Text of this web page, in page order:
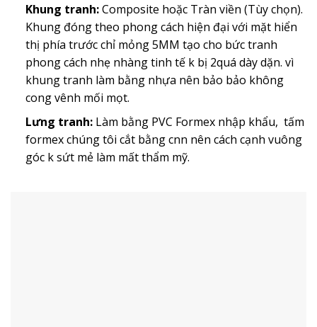
Khung tranh:Composite hoặc Tràn viền (Tùy chọn).
Khung đóng theo phong cách hiện đại với mặt hiển
thị phía trước chỉ mỏng 5MM tạo cho bức tranh
phong cách nhẹ nhàng tinh tế k bị 2quá dày dặn. vì
khung tranh làm bằng nhựa nên bảo bảo không
cong vênh mối mọt.
Lưng tranh:Làm bằng PVC Formex nhập khẩu, tấm
formex chúng tôi cắt bằng cnn nên cách cạnh vuông
góc k sứt mẻ làm mất thẩm mỹ.